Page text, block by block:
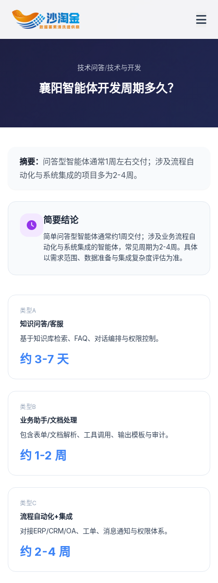
技术问答/技术与开发
襄阳智能体开发周期多久？
摘要： 问答型智能体通常1周左右交付；涉及流程自
动化与系统集成的项目多为2-4周。
简要结论
简单问答型智能体通常约1周交付；涉及业务流程自
动化与系统集成的智能体，常见周期为2-4周。具体
以需求范围、数据准备与集成复杂度评估为准。
类型A
知识问答/客服
基于知识库检索、FAQ、对话编排与权限控制。
约 3-7 天
类型B
业务助手/文档处理
包含表单/文档解析、工具调用、输出模板与审计。
约 1-2 周
类型C
流程自动化+集成
对接ERP/CRM/OA、工单、消息通知与权限体系。
约 2-4 周